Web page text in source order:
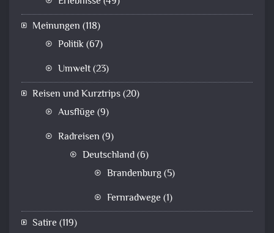
Meinungen (118)
Politik(67)
Umwelt(23)
Reisen und Kurztrips(20)
Ausflüge (9)
Radreisen (9)
Deutschland(6)
Brandenburg(5)
Fernradwege (1)
Satire (119)